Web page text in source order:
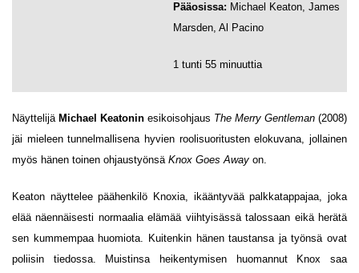
Pääosissa: Michael Keaton, James
Marsden, Al Pacino
1 tunti 55 minuuttia
Näyttelijä Michael Keatonin esikoisohjaus The Merry Gentleman (2008)
jäi mieleen tunnelmallisena hyvien roolisuoritusten elokuvana, jollainen
myös hänen toinen ohjaustyönsä Knox Goes Away on.
Keaton näyttelee päähenkilö Knoxia, ikääntyvää palkkatappajaa, joka
elää näennäisesti normaalia elämää viihtyisässä talossaan eikä herätä
sen kummempaa huomiota. Kuitenkin hänen taustansa ja työnsä ovat
poliisin tiedossa. Muistinsa heikentymisen huomannut Knox saa